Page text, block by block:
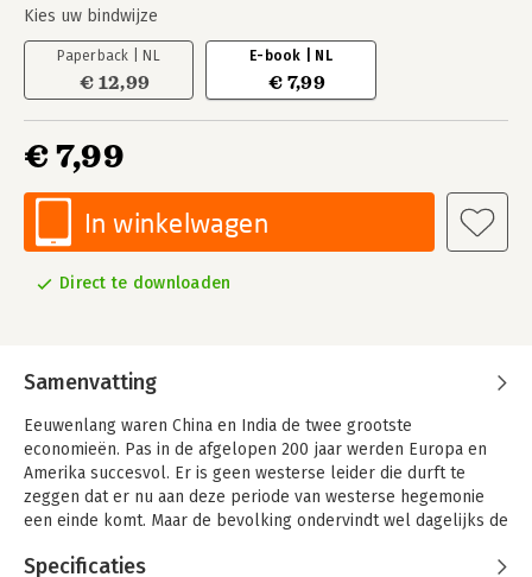
Kies uw bindwijze
Paperback | NL
€ 12,99
E-book | NL
€ 7,99
€ 7,99
In winkelwagen
Direct te downloaden
Samenvatting
Eeuwenlang waren China en India de twee grootste
economieën. Pas in de afgelopen 200 jaar werden Europa en
Amerika succesvol. Er is geen westerse leider die durft te
zeggen dat er nu aan deze periode van westerse hegemonie
een einde komt. Maar de bevolking ondervindt wel dagelijks de
Brexit en andere politiek opmerkelijke gebeurtenissen kunnen
Specificaties